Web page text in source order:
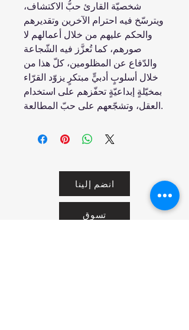
شخصيّة القارئ حبُّ الاكتشاف،
ويترسّخ فيه احترام الآخرين وتقديرهم
والحكم عليهم من خلال أعمالهم لا
صورهم، كما تُعزَّز فيه الشّجاعة
والدّفاع عن المظلومين، كلّ هذا من
خلال أسلوبٍ أدبيٍّ مبتكرٍ يزوّد القرّاء
بمخيّلةٍ إبداعيّةٍ تحفّزهم على استخدام
العقل، وتشجّعهم على حبّ المطالعة.
انضم إلينا
تسوق